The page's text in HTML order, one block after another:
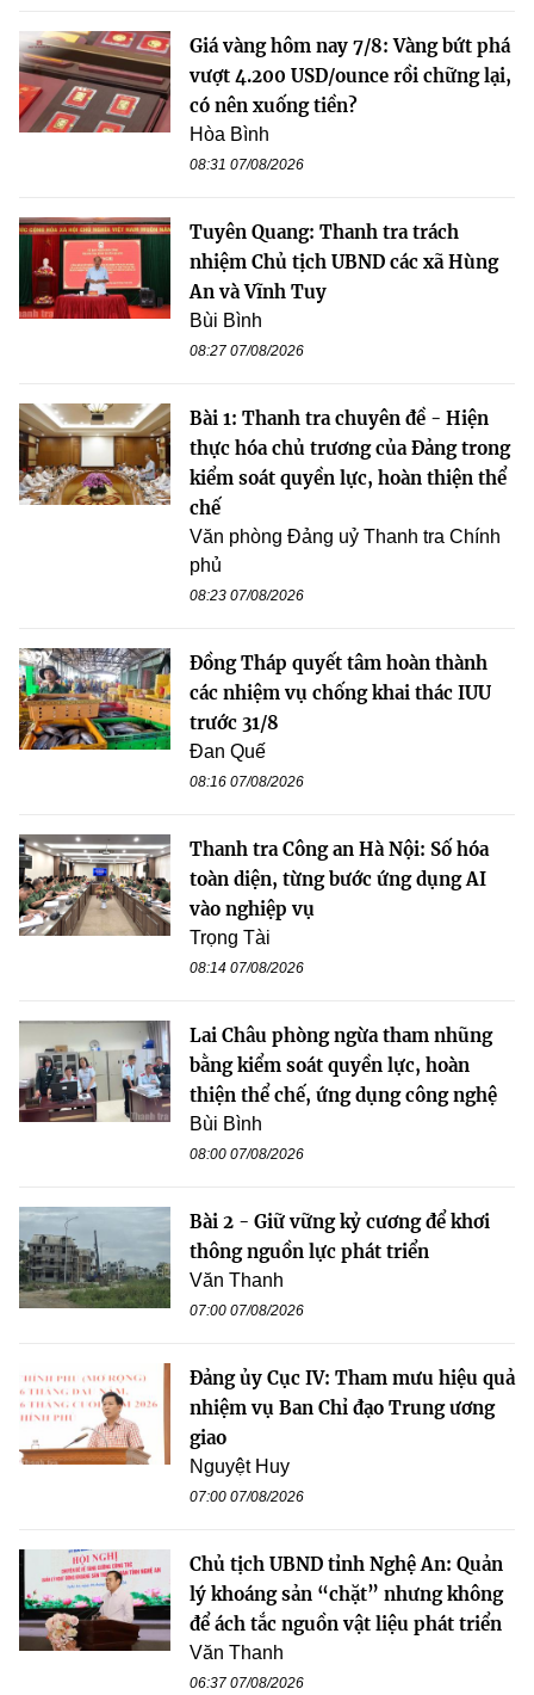
Giá vàng hôm nay 7/8: Vàng bứt phá
vượt 4.200 USD/ounce rồi chững lại,
có nên xuống tiền?
Hòa Bình
08:31 07/08/2026
Tuyên Quang: Thanh tra trách
nhiệm Chủ tịch UBND các xã Hùng
An và Vĩnh Tuy
Bùi Bình
08:27 07/08/2026
Bài 1: Thanh tra chuyên đề - Hiện
thực hóa chủ trương của Đảng trong
kiểm soát quyền lực, hoàn thiện thể
chế
Văn phòng Đảng uỷ Thanh tra Chính
phủ
08:23 07/08/2026
Đồng Tháp quyết tâm hoàn thành
các nhiệm vụ chống khai thác IUU
trước 31/8
Đan Quế
08:16 07/08/2026
Thanh tra Công an Hà Nội: Số hóa
toàn diện, từng bước ứng dụng AI
vào nghiệp vụ
Trọng Tài
08:14 07/08/2026
Lai Châu phòng ngừa tham nhũng
bằng kiểm soát quyền lực, hoàn
thiện thể chế, ứng dụng công nghệ
Bùi Bình
08:00 07/08/2026
Bài 2 - Giữ vững kỷ cương để khơi
thông nguồn lực phát triển
Văn Thanh
07:00 07/08/2026
Đảng ủy Cục IV: Tham mưu hiệu quả
nhiệm vụ Ban Chỉ đạo Trung ương
giao
Nguyệt Huy
07:00 07/08/2026
Chủ tịch UBND tỉnh Nghệ An: Quản
lý khoáng sản “chặt” nhưng không
để ách tắc nguồn vật liệu phát triển
Văn Thanh
06:37 07/08/2026